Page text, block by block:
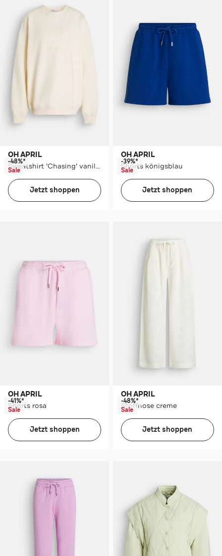
OH APRIL
Sweatshirt 'Chasing' vanille
-48%*
Sale
Jetzt shoppen
OH APRIL
Shorts königsblau
-39%*
Sale
Jetzt shoppen
OH APRIL
Shorts rosa
-41%*
Sale
Jetzt shoppen
OH APRIL
Stoffhose creme
-48%*
Sale
Jetzt shoppen